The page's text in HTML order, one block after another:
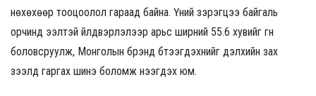
нөхөхөөр тооцоолол гараад байна. Үүний зэрэгцээ байгаль
орчинд ээлтэй үйлдвэрлэлээр арьс ширний 55.6 хувийг гүн
боловсруулж, Монголын брэнд бүтээгдэхүүнийг дэлхийн зах
зээлд гаргах шинэ боломж нээгдэх юм.